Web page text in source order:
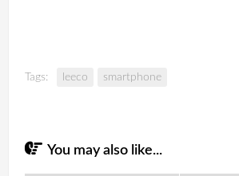
Tags: leeco smartphone
You may also like...